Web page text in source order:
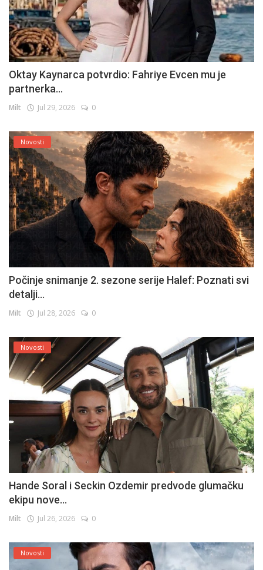
Oktay Kaynarca potvrdio: Fahriye Evcen mu je
partnerka...
Milt Jul 29, 2026 0
Novosti
Počinje snimanje 2. sezone serije Halef: Poznati svi
detalji...
Milt Jul 28, 2026 0
Novosti
Hande Soral i Seckin Ozdemir predvode glumačku
ekipu nove...
Milt Jul 26, 2026 0
Novosti